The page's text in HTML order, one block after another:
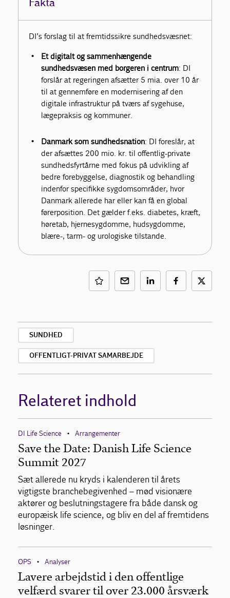
Fakta
DI’s forslag til at fremtidssikre sundhedsvæsnet:
Et digitalt og sammenhængende
sundhedsvæsen med borgeren i centrum: DI
forslår at regeringen afsætter 5 mia. over 10 år
til at gennemføre en modernisering af den
digitale infrastruktur på tværs af sygehuse,
lægepraksis og kommuner.
Danmark som sundhedsnation: DI foreslår, at
der afsættes 200 mio. kr. til offentlig-private
sundhedsfyrtårne med fokus på udvikling af
bedre forebyggelse, diagnostik og behandling
indenfor specifikke sygdomsområder, hvor
Danmark allerede har eller kan få en global
førerposition. Det gælder f.eks. diabetes, kræft,
høretab, hjernesygdomme, hudsygdomme,
blære-, tarm- og urologiske tilstande.
SUNDHED
OFFENTLIGT-PRIVAT SAMARBEJDE
Relateret indhold
DI Life Science • Arrangementer
Save the Date: Danish Life Science
Summit 2027
Sæt allerede nu kryds i kalenderen til årets
vigtigste branchebegivenhed – mød visionære
aktører og beslutningstagere fra både dansk og
europæisk life science, og bliv en del af fremtidens
løsninger.
OPS • Analyser
Lavere arbejdstid i den offentlige
velfærd svarer til over 23.000 årsværk